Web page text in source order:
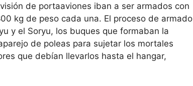
de portaaviones iban a ser armados con
kg de peso cada una. El proceso de armado
y el Soryu, los buques que formaban la
de poleas para sujetar los mortales
que debían llevarlos hasta el hangar,